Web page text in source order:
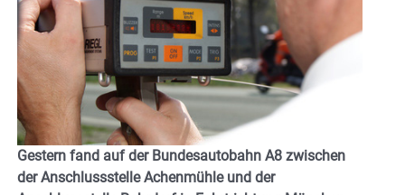
Gestern fand auf der Bundesautobahn A8 zwischen
der Anschlussstelle Achenmühle und der